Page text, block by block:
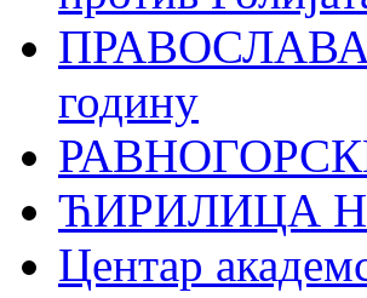
ПРАВОСЛАВАЦ
годину
ЋИРИЛИЦА
Центар